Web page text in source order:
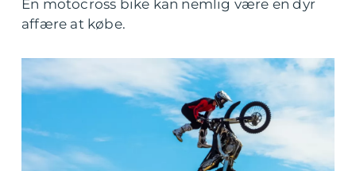
En motocross bike kan nemlig være en dyr
affære at købe.